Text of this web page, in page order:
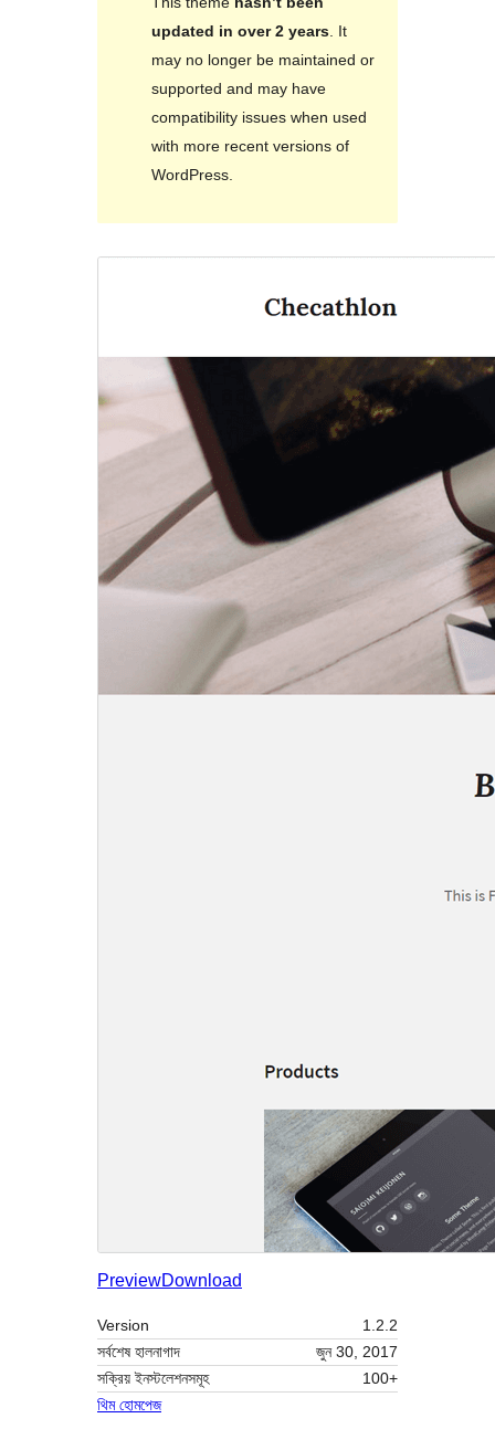
updated in over 2 years. It
may no longer be maintained or
supported and may have
compatibility issues when used
with more recent versions of
WordPress.
PreviewDownload
Version
1.2.2
সর্বশেষ হালনাগাদ
জুন 30, 2017
সক্রিয় ইনস্টলেশনসমূহ
100+
থিম হোমপেজ